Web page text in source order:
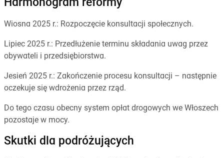
Harmonogram reformy
Wiosna 2025 r.: Rozpoczęcie konsultacji społecznych.
Lipiec 2025 r.: Przedłużenie terminu składania uwag przez
obywateli i przedsiębiorstwa.
Jesień 2025 r.: Zakończenie procesu konsultacji – następnie
oczekuje się wdrożenia przez rząd.
Do tego czasu obecny system opłat drogowych we Włoszech
pozostaje w mocy.
Skutki dla podróżujących